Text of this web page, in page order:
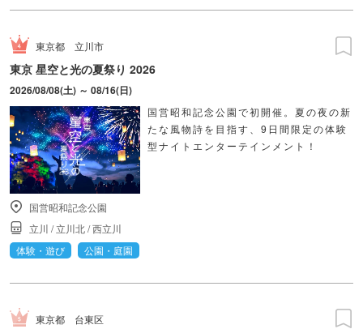
東京都 立川市
東京 星空と光の夏祭り 2026
2026/08/08(土) ～ 08/16(日)
国営昭和記念公園で初開催。夏の夜の新
たな風物詩を目指す、9日間限定の体験
型ナイトエンターテインメント！
国営昭和記念公園
立川 /立川北/西立川
体験・遊び
公園・庭園
東京都 台東区